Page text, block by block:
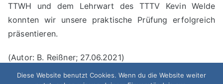
TTWH und dem Lehrwart des TTTV Kevin Welde
konnten wir unsere praktische Prüfung erfolgreich
präsentieren.
(Autor: B. Reißner; 27.06.2021)
Diese Website benutzt Cookies. Wenn du die Website weiter